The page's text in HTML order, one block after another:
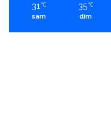
31 ℃
sam
35 ℃
dim